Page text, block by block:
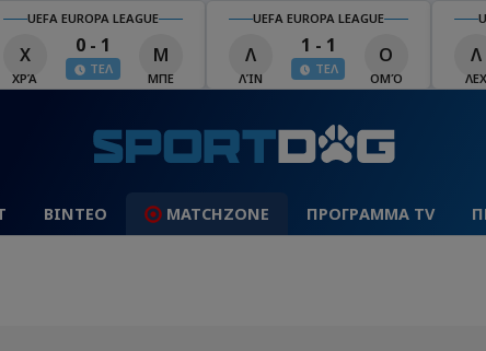
UEFA EUROPA LEAGUE
Χ
ΧΡΆ
0 - 1
ΤΕΛ
Μ
ΜΠΕ
UEFA EUROPA LEAGUE
Λ
ΛΊΝ
1 - 1
ΤΕΛ
Ο
ΟΜΌ
Λ
ΛΕΧ
ΒΙΝΤΕΟ MATCHZONE ΠΡΟΓΡΑΜΜΑ TV